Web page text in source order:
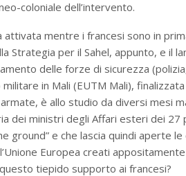
coloniale dell’intervento.
attivata mentre i francesi sono in
Strategia per il Sahel, appunto, e il
delle forze di sicurezza
in Mali (EUTM Mali),
è allo studio da diversi mesi
dei ministri degli Affari esteri dei 27
ground” e che lascia quindi aperte le
Europea creati
tiepido supporto ai francesi?